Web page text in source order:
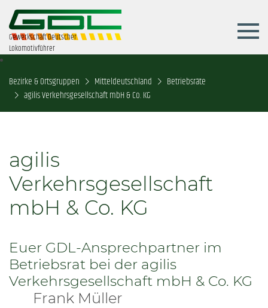
Gewerkschaft Deutscher
Lokomotivführer
Bezirke & Ortsgruppen Mitteldeutschland
Betriebsräte
agilis Verkehrsgesellschaft mbH & Co. KG
agilis
Verkehrsgesellschaft
mbH & Co. KG
Euer GDL-Ansprechpartner im
Betriebsrat bei der agilis
Verkehrsgesellschaft mbH & Co. KG
Frank Müller